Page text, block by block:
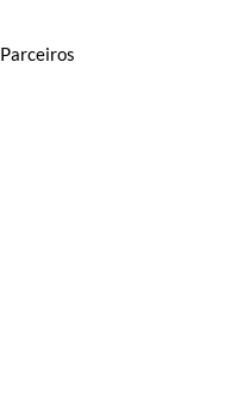
Parceiros